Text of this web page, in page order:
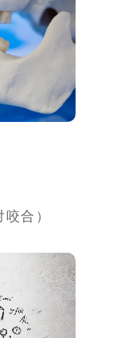
合）